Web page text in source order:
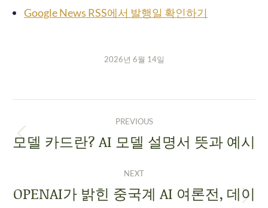
Google News RSS에서 발행일 확인하기
2026년 6월 14일
PREVIOUS
모델 카드란? AI 모델 설명서 뜻과 예시
NEXT
OPENAI가 밝힌 중국계 AI 여론전, 데이